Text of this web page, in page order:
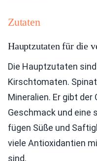
Zutaten
Hauptzutaten für die
Die Hauptzutaten
Kirschtomaten.
Mineralien. Er gibt der
Geschmack und eine
fügen Süße und
viele Antioxidantien
sind.